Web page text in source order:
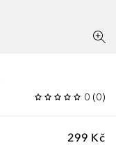
0 (0)
299 Kč